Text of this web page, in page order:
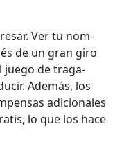
Ver tu nom­
de un gran giro
juego de trag­a­
Además, los
adi­cionales
lo que los hace